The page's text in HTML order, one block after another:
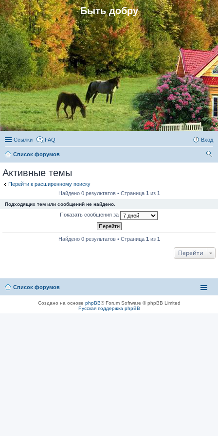
Быть добру
Ссылки FAQ Вход
Список форумов
Активные темы
Перейти к расширенному поиску
Найдено 0 результатов • Страница 1 из 1
Подходящих тем или сообщений не найдено.
Показать сообщения за
Найдено 0 результатов • Страница 1 из 1
Перейти
Список форумов
Создано на основе phpBB® Forum Software © phpBB Limited
Русская поддержка phpBB